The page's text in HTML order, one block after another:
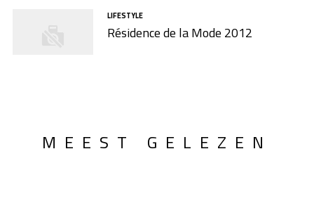
LIFESTYLE
Résidence de la Mode 2012
MEEST GELEZEN